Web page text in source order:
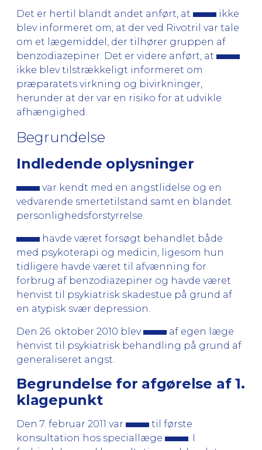
Det er hertil blandt andet anført, at
ikke
blev informeret om, at der ved Rivotril var tale
om et lægemiddel, der tilhører gruppen af
benzodiazepiner. Det er videre anført, at
ikke blev tilstrækkeligt informeret om
præparatets virkning og bivirkninger,
herunder at der var en risiko for at udvikle
afhængighed.
Begrundelse
Indledende oplysninger
var kendt med en angstlidelse og en
vedvarende smertetilstand samt en blandet
personlighedsforstyrrelse.
havde været forsøgt behandlet både
med psykoterapi og medicin, ligesom hun
tidligere havde været til afvænning for
forbrug af benzodiazepiner og havde været
henvist til psykiatrisk skadestue på grund af
en atypisk svær depression.
Den 26. oktober 2010 blev
af egen læge
henvist til psykiatrisk behandling på grund af
generaliseret angst.
Begrundelse for afgørelse af 1.
klagepunkt
Den 7. februar 2011 var
til første
konsultation hos speciallæge
. I